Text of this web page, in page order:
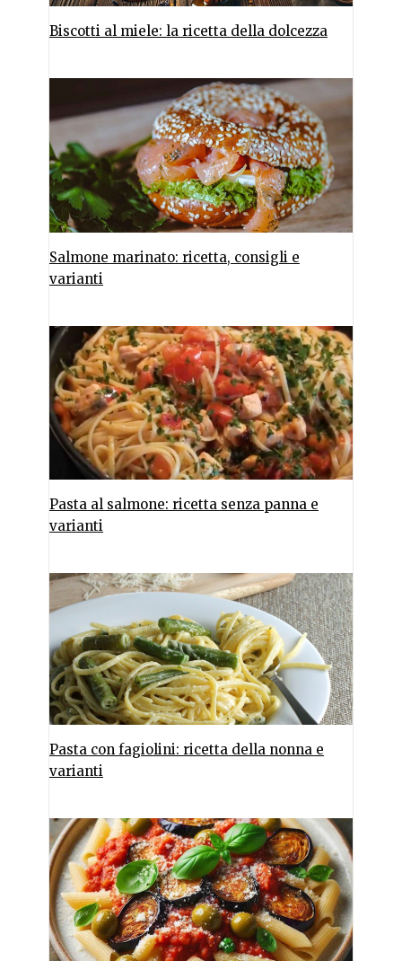
Biscotti al miele: la ricetta della dolcezza
Salmone marinato: ricetta, consigli e
varianti
Pasta al salmone: ricetta senza panna e
varianti
Pasta con fagiolini: ricetta della nonna e
varianti